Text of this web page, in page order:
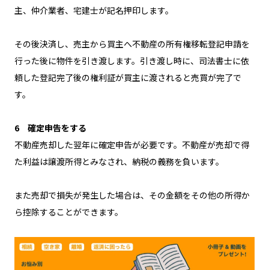
主、仲介業者、宅建士が記名押印します。
その後決済し、売主から買主へ不動産の所有権移転登記申請を
行った後に物件を引き渡します。引き渡し時に、司法書士に依
頼した登記完了後の権利証が買主に渡されると売買が完了で
す。
6 確定申告をする
不動産売却した翌年に確定申告が必要です。不動産が売却で得
た利益は譲渡所得とみなされ、納税の義務を負います。
また売却で損失が発生した場合は、その金額をその他の所得か
ら控除することができます。